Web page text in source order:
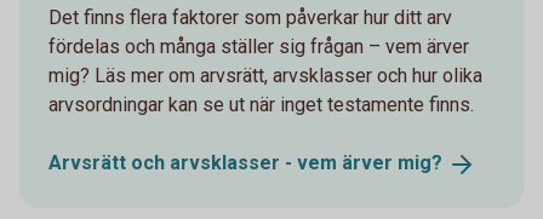
Det finns flera faktorer som påverkar hur ditt arv
fördelas och många ställer sig frågan – vem ärver
mig? Läs mer om arvsrätt, arvsklasser och hur olika
arvsordningar kan se ut när inget testamente finns.
Arvsrätt och arvsklasser - vem ärver mig?